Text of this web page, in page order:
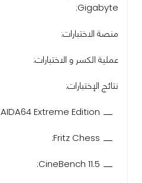
Gigabyte:
منصة الاختبارات:
عملية الكسر و الاختبارات:
نتائج الإختبارات:
AIDA64 Extreme Edition:
Fritz Chess:
CineBench 11.5: